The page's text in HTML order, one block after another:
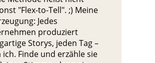
"Flex-to-Tell". ;) Meine
Jedes
produziert
Storys, jeden Tag –
ich. Finde und erzähle sie